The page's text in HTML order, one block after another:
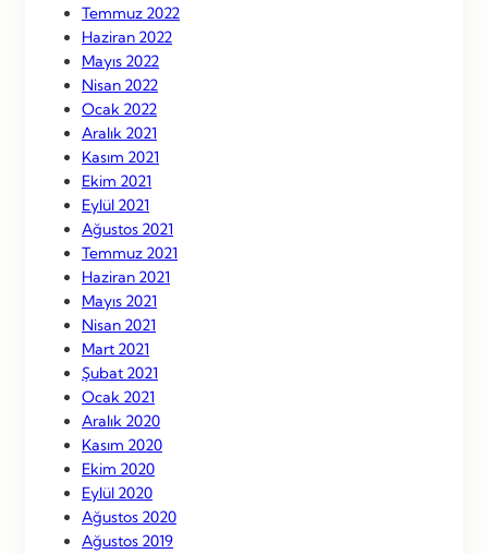
Temmuz 2022
Haziran 2022
Mayıs 2022
Nisan 2022
Ocak 2022
Aralık 2021
Kasım 2021
Ekim 2021
Eylül 2021
Ağustos 2021
Temmuz 2021
Haziran 2021
Mayıs 2021
Nisan 2021
Mart 2021
Şubat 2021
Ocak 2021
Aralık 2020
Kasım 2020
Ekim 2020
Eylül 2020
Ağustos 2020
Ağustos 2019